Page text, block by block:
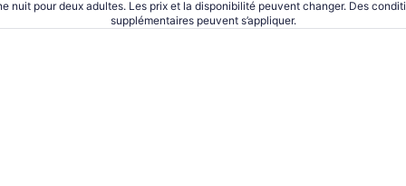
nuit pour deux adultes. Les prix et la disponibilité peuvent changer. Des
supplémentaires peuvent s’appliquer.